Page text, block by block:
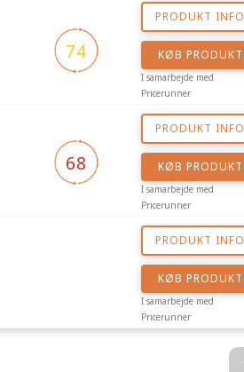
74
PRODUKT INFO
KØB PRODUKT
I samarbejde med
Pricerunner
68
PRODUKT INFO
KØB PRODUKT
I samarbejde med
Pricerunner
PRODUKT INFO
KØB PRODUKT
I samarbejde med
Pricerunner